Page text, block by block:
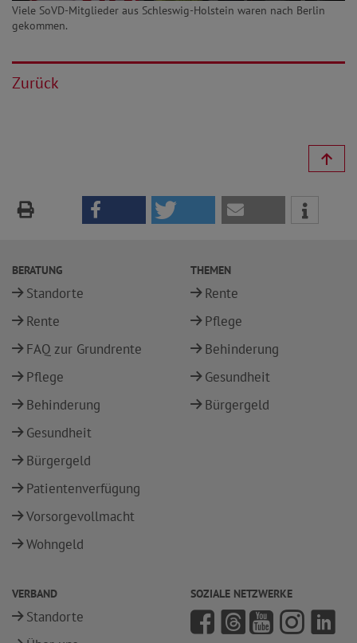
Viele SoVD-Mitglieder aus Schleswig-Holstein waren nach Berlin
gekommen.
Zurück
BERATUNG
Standorte
Rente
FAQ zur Grundrente
Pflege
Behinderung
Gesundheit
Bürgergeld
Patientenverfügung
Vorsorgevollmacht
Wohngeld
THEMEN
Rente
Pflege
Behinderung
Gesundheit
Bürgergeld
VERBAND
Standorte
SOZIALE NETZWERKE